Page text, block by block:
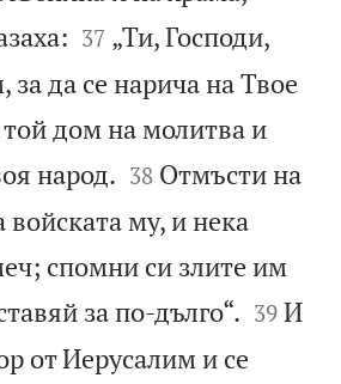


37 „Ти, Господи,
за да се нарича на Твое
дом на молитва и
народ. 

38 Отмъсти на
войската му, и нека
спомни си злите им
за по-дълго“. 

39 И
от Иерусалим и се